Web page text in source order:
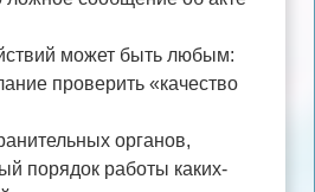
может быть любым:
проверить «качество
органов,
порядок работы каких-